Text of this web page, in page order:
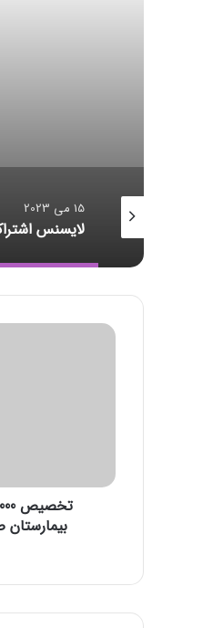
لایسنس اشتراکی
23 اکتبر 2022
ت
0
ا